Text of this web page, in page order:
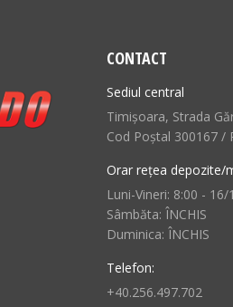
CONTACT
Sediul central
Timișoara, Strada
Cod Poștal 300167 /
Orar rețea depozite/
Luni-Vineri: 8:00 - 16/
Sâmbăta: ÎNCHIS
Duminica: ÎNCHIS
Telefon:
+40.256.497.702